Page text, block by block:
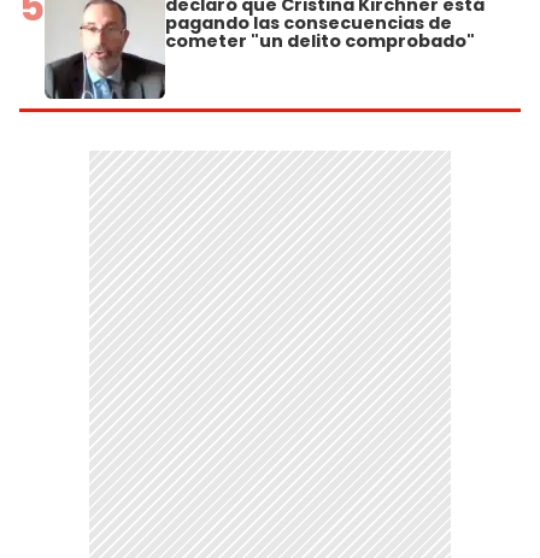
pagando las consecuencias de
cometer "un delito comprobado"